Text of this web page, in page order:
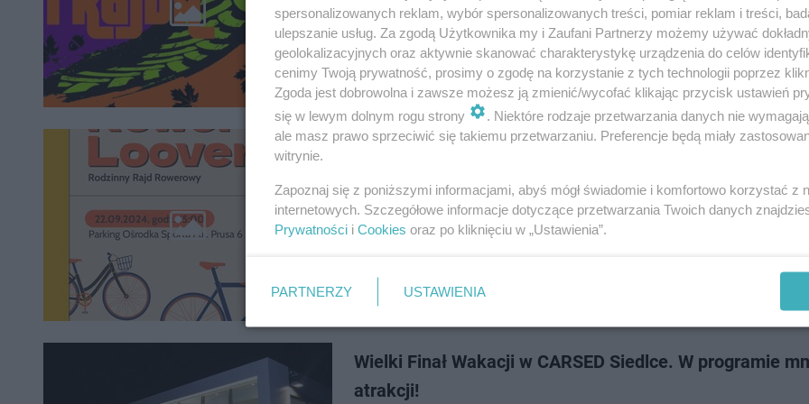
edycja rajdu rowerowego – frajda MTB! Do przejechania będzie jedna z dwóch
40km. Oprócz tego na tra…
Wspólna aktywność fizyczna na świeżym powietrzu, a później integracja przy
grilla. Z taką propozycją na spędzenie niedzieli wychodzi Agencja Rozwoju Miasta
Wielki Finał Wakacji w CARSED Siedlce. W programie
atrakcji!
spersonalizowanych reklam, wybór spersonalizowanych treści, pomiar reklam i treści,
ulepszanie usług. Za zgodą Użytkownika my i Zaufani Partnerzy możemy używać
geolokalizacyjnych oraz aktywnie skanować charakterystykę urządzenia do celów
cenimy Twoją prywatność, prosimy o zgodę na korzystanie z tych technologii poprzez
Zgoda jest dobrowolna i zawsze możesz ją zmienić/wycofać klikając przycisk ustawień
się w lewym dolnym rogu strony
. Niektóre rodzaje przetwarzania danych nie
ale masz prawo sprzeciwić się takiemu przetwarzaniu. Preferencje będą miały
witrynie.
Zapoznaj się z poniższymi informacjami, abyś mógł świadomie i komfortowo korzystać z
internetowych. Szczegółowe informacje dotyczące przetwarzania Twoich danych
Prywatności i Cookies oraz po kliknięciu w „Ustawienia”.
PARTNERZY USTAWIENIA